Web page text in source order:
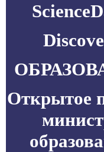
Открытое